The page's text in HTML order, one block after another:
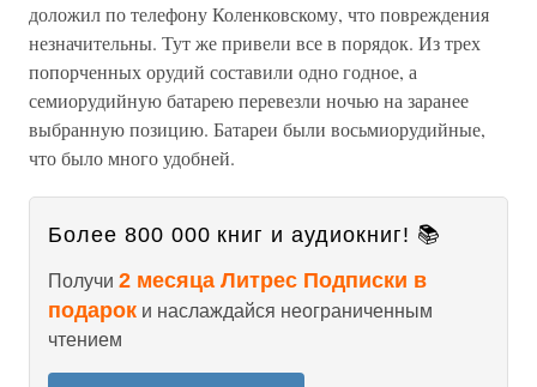
доложил по телефону Коленковскому, что повреждения
незначительны. Тут же привели все в порядок. Из трех
попорченных орудий составили одно годное, а
семиорудийную батарею перевезли ночью на заранее
выбранную позицию. Батареи были восьмиорудийные,
что было много удобней.
Более 800 000 книг и аудиокниг! 📚
Получи 2 месяца Литрес Подписки в
подарок и наслаждайся неограниченным
чтением